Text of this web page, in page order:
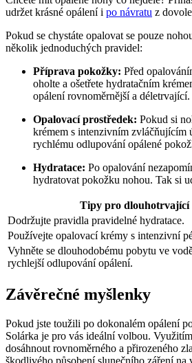
udržet krásné opálení i po návratu z
Pokud se chystáte opalovat se pouze
několik jednoduchých pravidel:
Příprava pokožky: Před
oholte a ošetřete hydratačním
opálení rovnoměrnější a déletrvající.
Opalovací prostředek: Pokud si
krémem s intenzivním zvláčňujícím
rychlému odlupování opálené
Hydratace: Po opalování
hydratovat pokožku nohou. Tak si
Tipy pro dlouhotrvající
Dodržujte pravidla pravidelné hydratace.
Používejte opalovací krémy s intenzivní
Vyhněte se dlouhodobému pobytu ve
rychlejší odlupování opálení.
Závěrečné myšlenky
Pokud jste toužili po dokonalém opálení
Solárka je pro vás ideální volbou.
dosáhnout rovnoměrného a přirozeného